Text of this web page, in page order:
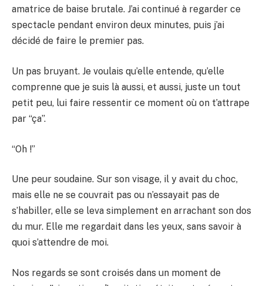
amatrice de baise brutale. J’ai continué à regarder ce
spectacle pendant environ deux minutes, puis j’ai
décidé de faire le premier pas.
Un pas bruyant. Je voulais qu’elle entende, qu’elle
comprenne que je suis là aussi, et aussi, juste un tout
petit peu, lui faire ressentir ce moment où on t’attrape
par “ça”.
“Oh !”
Une peur soudaine. Sur son visage, il y avait du choc,
mais elle ne se couvrait pas ou n’essayait pas de
s’habiller, elle se leva simplement en arrachant son dos
du mur. Elle me regardait dans les yeux, sans savoir à
quoi s’attendre de moi.
Nos regards se sont croisés dans un moment de